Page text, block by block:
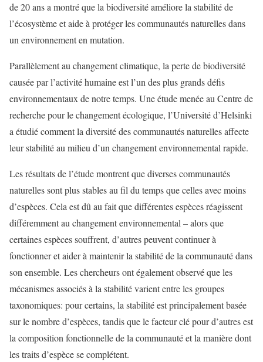
de 20 ans a montré que la biodiversité améliore la stabilité de
l’écosystème et aide à protéger les communautés naturelles dans
un environnement en mutation.
Parallèlement au changement climatique, la perte de biodiversité
causée par l’activité humaine est l’un des plus grands défis
environnementaux de notre temps. Une étude menée au Centre de
recherche pour le changement écologique, l’Université d’Helsinki
a étudié comment la diversité des communautés naturelles affecte
leur stabilité au milieu d’un changement environnemental rapide.
Les résultats de l’étude montrent que diverses communautés
naturelles sont plus stables au fil du temps que celles avec moins
d’espèces. Cela est dû au fait que différentes espèces réagissent
différemment au changement environnemental – alors que
certaines espèces souffrent, d’autres peuvent continuer à
fonctionner et aider à maintenir la stabilité de la communauté dans
son ensemble. Les chercheurs ont également observé que les
mécanismes associés à la stabilité varient entre les groupes
taxonomiques: pour certains, la stabilité est principalement basée
sur le nombre d’espèces, tandis que le facteur clé pour d’autres est
la composition fonctionnelle de la communauté et la manière dont
les traits d’espèce se complétent.